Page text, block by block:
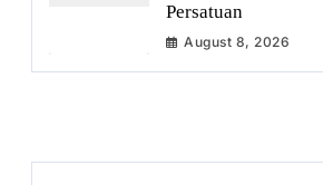
Persatuan
August 8, 2026